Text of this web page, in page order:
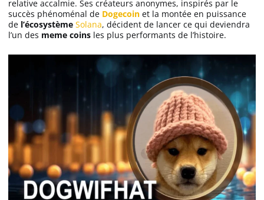
Bitmart avis
relative accalmie. Ses créateurs anonymes, inspirés par le
succès phénoménal de Dogecoin et la montée en puissance
de l’écosystème Solana, décident de lancer ce qui deviendra
l’un des meme coins les plus performants de l’histoire.